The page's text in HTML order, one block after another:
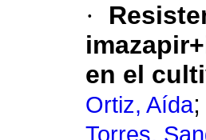
·
en el
Ortiz, Aída;
Torres,